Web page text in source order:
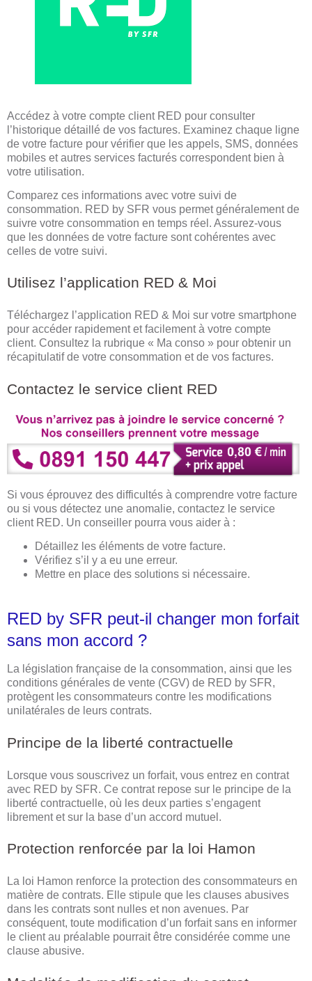
Accédez à votre compte client RED pour consulter
l’historique détaillé de vos factures. Examinez chaque ligne
de votre facture pour vérifier que les appels, SMS, données
mobiles et autres services facturés correspondent bien à
votre utilisation.
Comparez ces informations avec votre suivi de
consommation. RED by SFR vous permet généralement de
suivre votre consommation en temps réel. Assurez-vous
que les données de votre facture sont cohérentes avec
celles de votre suivi.
Utilisez l’application RED & Moi
Téléchargez l’application RED & Moi sur votre smartphone
pour accéder rapidement et facilement à votre compte
client. Consultez la rubrique « Ma conso » pour obtenir un
récapitulatif de votre consommation et de vos factures.
Contactez le service client RED
Si vous éprouvez des difficultés à comprendre votre facture
ou si vous détectez une anomalie, contactez le service
client RED. Un conseiller pourra vous aider à :
Détaillez les éléments de votre facture.
Vérifiez s’il y a eu une erreur.
Mettre en place des solutions si nécessaire.
RED by SFR peut-il changer mon forfait
sans mon accord ?
La législation française de la consommation, ainsi que les
conditions générales de vente (CGV) de RED by SFR,
protègent les consommateurs contre les modifications
unilatérales de leurs contrats.
Principe de la liberté contractuelle
Lorsque vous souscrivez un forfait, vous entrez en contrat
avec RED by SFR. Ce contrat repose sur le principe de la
liberté contractuelle, où les deux parties s’engagent
librement et sur la base d’un accord mutuel.
Protection renforcée par la loi Hamon
La loi Hamon renforce la protection des consommateurs en
matière de contrats. Elle stipule que les clauses abusives
dans les contrats sont nulles et non avenues. Par
conséquent, toute modification d’un forfait sans en informer
le client au préalable pourrait être considérée comme une
clause abusive.